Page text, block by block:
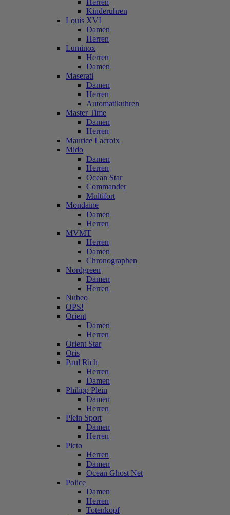
Herren
Kinderuhren
Louis XVI
Damen
Herren
Luminox
Herren
Damen
Maserati
Damen
Herren
Automatikuhren
Master Time
Damen
Herren
Maurice Lacroix
Mido
Damen
Herren
Ocean Star
Commander
Multifort
Mondaine
Damen
Herren
MVMT
Herren
Damen
Chronographen
Nordgreen
Damen
Herren
Nubeo
OPS!
Orient
Damen
Herren
Orient Star
Oris
Paul Rich
Herren
Damen
Philipp Plein
Damen
Herren
Plein Sport
Damen
Herren
Picto
Herren
Damen
Ocean Ghost Net
Police
Damen
Herren
Totenkopf